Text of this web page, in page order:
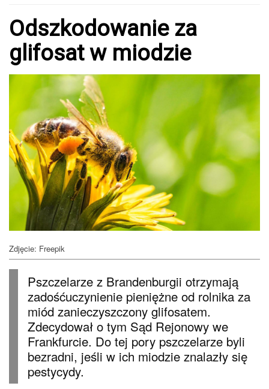
Odszkodowanie za
glifosat w miodzie
Zdjęcie: Freepik
Pszczelarze z Brandenburgii otrzymają
zadośćuczynienie pieniężne od rolnika za
miód zanieczyszczony glifosatem.
Zdecydował o tym Sąd Rejonowy we
Frankfurcie. Do tej pory pszczelarze byli
bezradni, jeśli w ich miodzie znalazły się
pestycydy.